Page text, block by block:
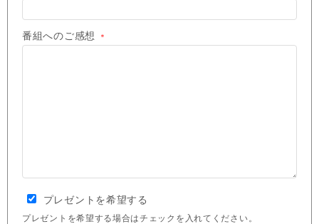
番組へのご感想 ＊
プレゼントを希望する
プレゼントを希望する場合はチェックを入れてください。